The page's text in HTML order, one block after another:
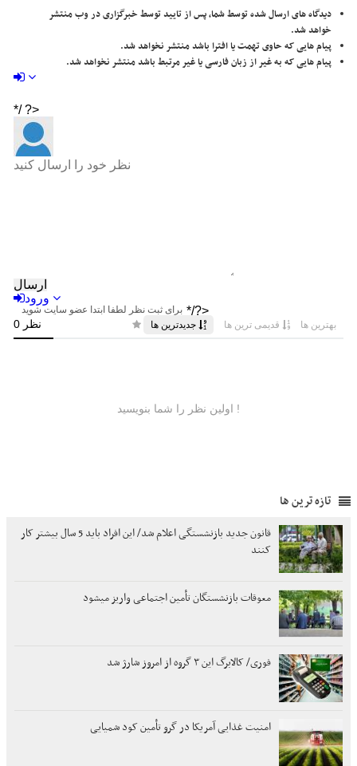
دیدگاه های ارسال شده توسط شما، پس از تایید توسط خبرگزاری در وب منتشر
خواهد شد.
پیام هایی که حاوی تهمت یا افترا باشد منتشر نخواهد شد.
پیام هایی که به غیر از زبان فارسی یا غیر مرتبط باشد منتشر نخواهد شد.
تازه ترین ها
قانون جدید بازنشستگی اعلام شد/ این افراد باید 5 سال بیشتر کار
کنند
معوقات بازنشستگان تأمین اجتماعی واریز میشود
فوری/ کالابرگ این ۳ گروه از امروز شارژ شد
امنیت غذایی آمریکا در گرو تأمین کود شمیایی